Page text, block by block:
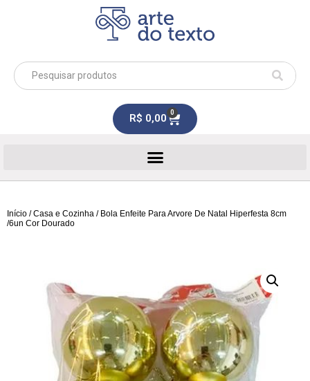
R$ 0,00 0
Início /Casa e Cozinha / Bola Enfeite Para Arvore De Natal Hiperfesta 8cm
/6un Cor Dourado